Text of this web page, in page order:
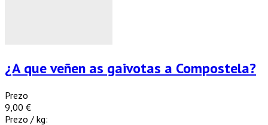
¿A que veñen as gaivotas a Compostela?
Prezo
9,00 €
Prezo / kg: